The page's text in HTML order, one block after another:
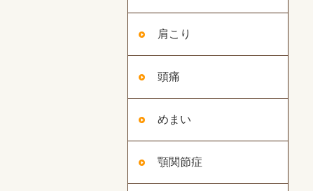
肩こり
頭痛
めまい
顎関節症